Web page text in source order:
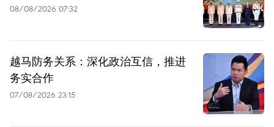
08/08/2026 07:32
越马防务关系：深化政治互信，推进
务实合作
07/08/2026 23:15